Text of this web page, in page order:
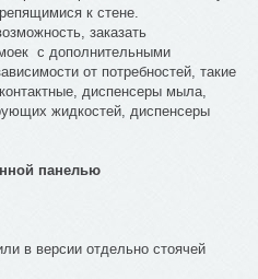
к стене.
заказать
с дополнительными
от потребностей, такие
диспенсеры мыла,
жидкостей, диспенсеры
панелью
в версии отдельно стоячей